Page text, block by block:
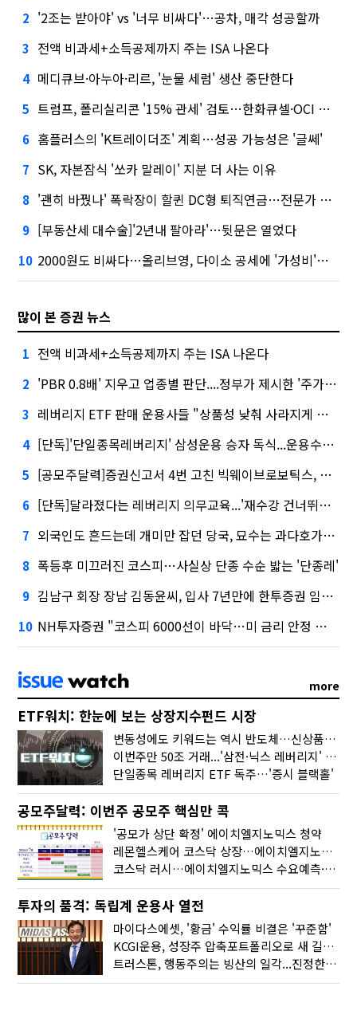
2 '2조는 받아야' vs '너무 비싸다'…공차, 매각 성공할까
3 전액 비과세+소득공제까지 주는 ISA 나온다
4 메디큐브·아누아·리르, '눈물 세럼' 생산 중단한다
5 트럼프, 폴리실리콘 '15% 관세' 검토…한화큐셀·OCI 영향은?
6 홈플러스의 'K트레이더조' 계획…성공 가능성은 '글쎄'
7 SK, 자본잠식 '쏘카 말레이' 지분 더 사는 이유
8 '괜히 바꿨나' 폭락장이 할퀸 DC형 퇴직연금…전문가 조언은
9 [부동산세 대수술]'2년내 팔아라'…뒷문은 열었다
10 2000원도 비싸다…올리브영, 다이소 공세에 '가성비'로 맞불
많이 본 증권 뉴스
1 전액 비과세+소득공제까지 주는 ISA 나온다
2 'PBR 0.8배' 지우고 업종별 판단....정부가 제시한 '주가 누르기' 방지법
3 레버리지 ETF 판매 운용사들 "상품성 낮춰 사라지게 해야"…일부 신중론도
4 [단독]'단일종목레버리지' 삼성운용 승자 독식...운용수익 미래에셋의 6배
5 [공모주달력]증권신고서 4번 고친 빅웨이브로보틱스, 수요예측
6 [단독]달라졌다는 레버리지 의무교육...'재수강 건너뛰기' 허점
7 외국인도 흔드는데 개미만 잡던 당국, 묘수는 과다호가부담금?
8 폭등후 미끄러진 코스피…사실상 단종 수순 밟는 '단종레'
9 김남구 회장 장남 김동윤씨, 입사 7년만에 한투증권 임원 승진
10 NH투자증권 "코스피 6000선이 바닥…미 금리 안정 후 추가 회복"
more
ETF워치: 한눈에 보는 상장지수펀드 시장
변동성에도 키워드는 역시 반도체…신상품은 우주·방산
이번주만 50조 거래...'삼전·닉스 레버리지' 수익률은 -30%
단일종목 레버리지 ETF 독주…'증시 블랙홀'
공모주달력: 이번주 공모주 핵심만 콕
'공모가 상단 확정' 에이치엘지노믹스 청약
레몬헬스케어 코스닥 상장…에이치엘지노믹스 수요예측
코스닥 러시…에이치엘지노믹스 수요예측·레메디 청약
투자의 품격: 독립계 운용사 열전
마이다스에셋, '황금' 수익률 비결은 '꾸준함'
KCGI운용, 성장주 압축포트폴리오로 새 길을 그리다
트러스톤, 행동주의는 빙산의 일각...진정한 힘은 '주식형 강자'